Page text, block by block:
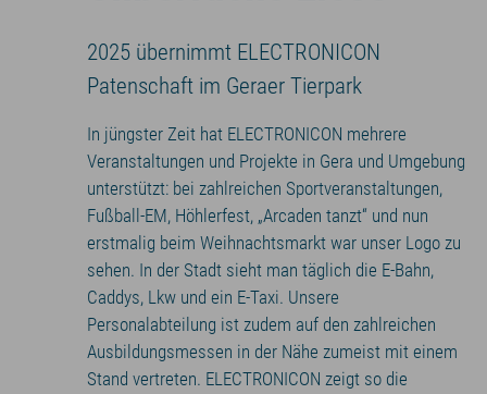
2025 übernimmt ELECTRONICON
Patenschaft im Geraer Tierpark
In jüngster Zeit hat ELECTRONICON mehrere
Veranstaltungen und Projekte in Gera und Umgebung
unterstützt: bei zahlreichen Sportveranstaltungen,
Fußball-EM, Höhlerfest, „Arcaden tanzt“ und nun
erstmalig beim Weihnachtsmarkt war unser Logo zu
sehen. In der Stadt sieht man täglich die E-Bahn,
Caddys, Lkw und ein E-Taxi. Unsere
Personalabteilung ist zudem auf den zahlreichen
Ausbildungsmessen in der Nähe zumeist mit einem
Stand vertreten. ELECTRONICON zeigt so die